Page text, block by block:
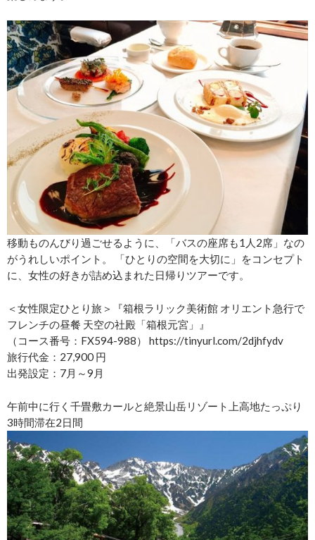
移動ものんびり過ごせるように、「バスの座席も1人2席」なの
がうれしいポイント。 「ひとりの空間を大切に」をコンセプト
に、女性の好きが詰め込まれた日帰りツアーです。
＜女性限定ひとり旅＞『箱根ラリック美術館 オリエント急行で
フレンチの昼餐 天空の社殿「箱根元宮」』
（コース番号：FX594-988） https://tinyurl.com/2djhfydv
旅行代金：27,900 円
出発設定：7月～9月
午前中に行く千畳敷カールと絶景山岳リゾート上高地たっぷり
3時間滞在2日間